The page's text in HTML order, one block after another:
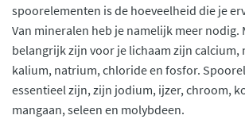
spoorelementen is de hoeveelheid die je
Van mineralen heb je namelijk meer nodig.
belangrijk zijn voor je lichaam zijn calcium,
kalium, natrium, chloride en fosfor.
essentieel zijn, zijn jodium, ijzer, chroom,
mangaan, seleen en molybdeen.